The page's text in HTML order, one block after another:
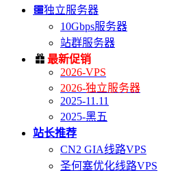
独立服务器
10Gbps服务器
站群服务器
 最新促销
2026-VPS
2026-独立服务器
2025-11.11
2025-黑五
站长推荐
CN2 GIA线路VPS
圣何塞优化线路VPS